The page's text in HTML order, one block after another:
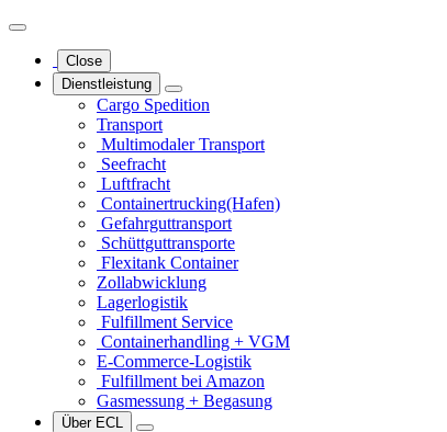
Close
Dienstleistung
Cargo Spedition
Transport
Multimodaler Transport
Seefracht
Luftfracht
Containertrucking(Hafen)
Gefahrgut­transport
Schüttgut­transporte
Flexitank Container
Zollabwicklung
Lagerlogistik
Fulfillment Service
Containerhandling + VGM
E-Commerce-Logistik
Fulfillment bei Amazon
Gasmessung + Begasung
Über ECL